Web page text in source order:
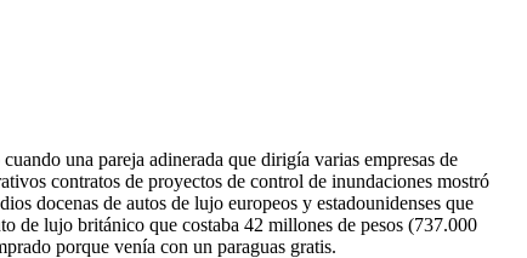
una pareja adinerada que dirigía varias empresas de
contratos de proyectos de control de inundaciones mostró
docenas de autos de lujo europeos y estadounidenses que
de lujo británico que costaba 42 millones de pesos (737.000
porque venía con un paraguas gratis.